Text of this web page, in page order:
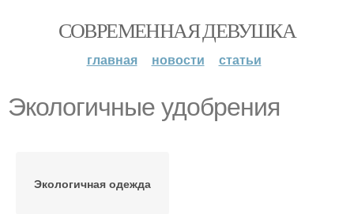
СОВРЕМЕННАЯ ДЕВУШКА
главная новости статьи
Экологичные удобрения
Экологичная одежда